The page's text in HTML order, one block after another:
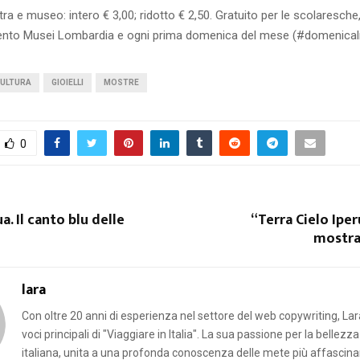
e museo: intero € 3,00; ridotto € 2,50. Gratuito per le
Musei Lombardia e ogni prima domenica del mese
GIOIELLI MOSTRE
0
Il canto blu delle “Terra Cielo
lara
Con oltre 20 anni di esperienza nel settore del web copywriting,
voci principali di "Viaggiare in Italia". La sua passione per la
italiana, unita a una profonda conoscenza delle mete più